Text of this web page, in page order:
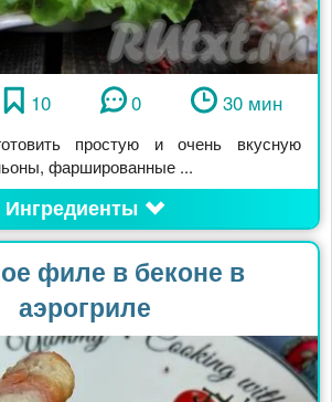
10 0 30 мин
простую и очень вкусную
фаршированные ...
Ингредиенты
филе в беконе в
аэрогриле